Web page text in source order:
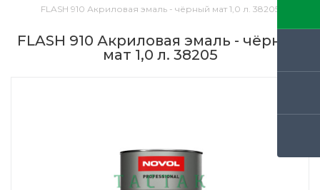
FLASH 910 Акриловая эмаль - чёрный мат 1,0 л. 38205
FLASH 910 Акриловая эмаль - чёрный
мат 1,0 л. 38205